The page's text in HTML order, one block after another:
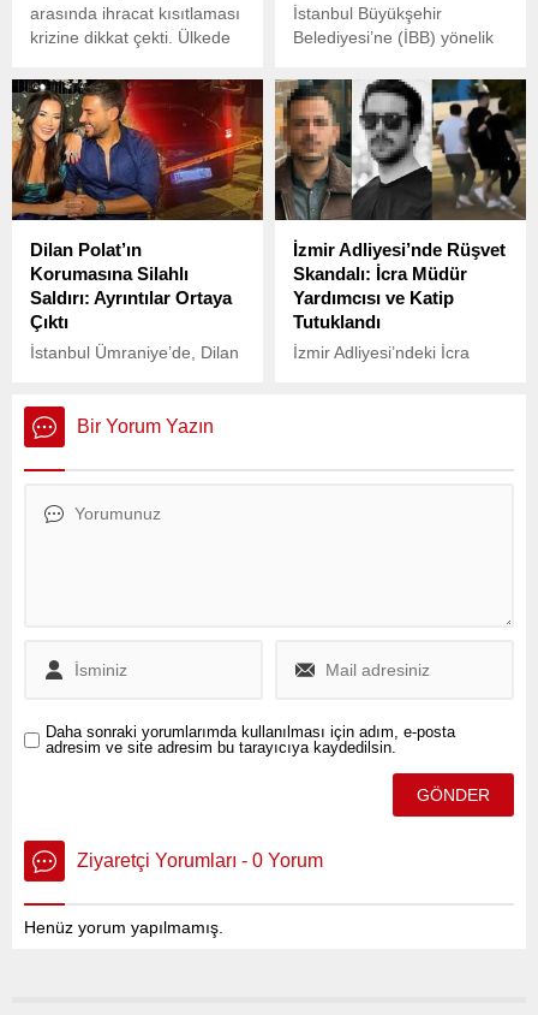
arasında ihracat kısıtlaması
krizine dikkat çekti. Ülkede
eğilimli yarı resmi gazete
Makor Rişon, Erdoğan
inşaat malzemelerinin
İsrail'e ihracatını kısıtlasa
bile kriz uzun sürmeyecek.
Sonuçta, iki ülke arasındaki
ifadelerine yer verdi.
İstanbul Büyükşehir
Belediyesi’ne (İBB) yönelik
kesmeden devam ediyor.
Dilan Polat’ın
Korumasına Silahlı
Saldırı: Ayrıntılar Ortaya
Çıktı
İstanbul Ümraniye’de, Dilan
saldırı gerçekleşti. Polat’ın
özel koruması Alper Ş.,
kimliği henüz
tarafından hedef alındı.
İzmir Adliyesi’nde Rüşvet
Skandalı: İcra Müdür
Yardımcısı ve Katip
Tutuklandı
İzmir Adliyesi’ndeki İcra
sürecini hızlandırmak için
Bir Yorum Yazın
Daha sonraki yorumlarımda kullanılması için adım, e-posta
adresim ve site adresim bu tarayıcıya kaydedilsin.
Ziyaretçi Yorumları - 0 Yorum
Henüz yorum yapılmamış.